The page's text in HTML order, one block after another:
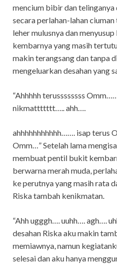
mencium bibir dan telinganya
secara perlahan-lahan
leher mulusnya dan
kembarnya yang masih
makin terangsang dan tanpa
mengeluarkan desahan yang
“Ahhhhh terussssssss
nikmattttttt….. ahh….
ahhhhhhhhhhh……. isap terus
Omm…” Setelah lama
membuat pentil bukit
berwarna merah muda,
ke perutnya yang masih rata
Riska tambah kenikmatan.
“Ahh ugggh…. uuhh…. agh….
desahan Riska aku makin
memiawnya, namun
selesai dan aku hanya